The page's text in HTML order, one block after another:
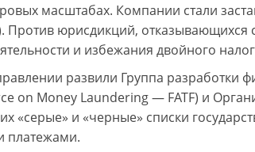
масштабах. Компании стали
Против юрисдикций, отказывающихся
и избежания двойного
развили Группа
on Money Laundering — FATF) и
«серые» и «черные» списки
платежами.